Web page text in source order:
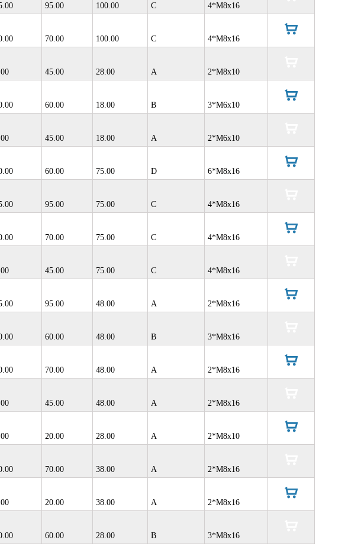
95.00 100.00 C 4*M8x16
70.00 100.00 C 4*M8x16
45.00 28.00 A 2*M8x10
60.00 18.00 B 3*M6x10
45.00 18.00 A 2*M6x10
60.00 75.00 D 6*M8x16
95.00 75.00 C 4*M8x16
70.00 75.00 C 4*M8x16
45.00 75.00 C 4*M8x16
95.00 48.00 A 2*M8x16
60.00 48.00 B 3*M8x16
70.00 48.00 A 2*M8x16
45.00 48.00 A 2*M8x16
20.00 28.00 A 2*M8x10
70.00 38.00 A 2*M8x16
20.00 38.00 A 2*M8x16
60.00 28.00 B 3*M8x16